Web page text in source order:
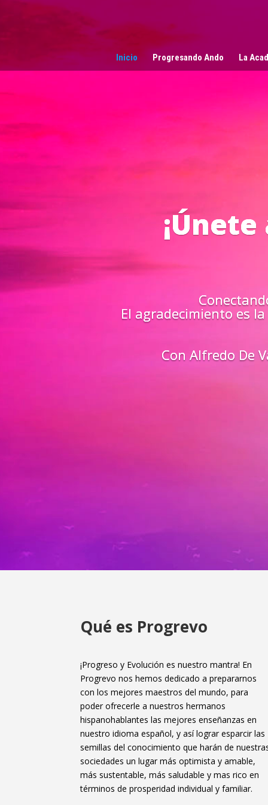
Inicio Progresando Ando La
Reproductor
Qué es Progrevo
¡Progreso y Evolución es nuestro mantra! En
Progrevo nos hemos dedicado a prepararnos
con los mejores maestros del mundo, para
poder ofrecerle a nuestros hermanos
hispanohablantes las mejores enseñanzas en
nuestro idioma español, y así lograr esparcir las
semillas del conocimiento que harán de
sociedades un lugar más optimista y amable,
más sustentable, más saludable y mas rico en
términos de prosperidad individual y familiar.